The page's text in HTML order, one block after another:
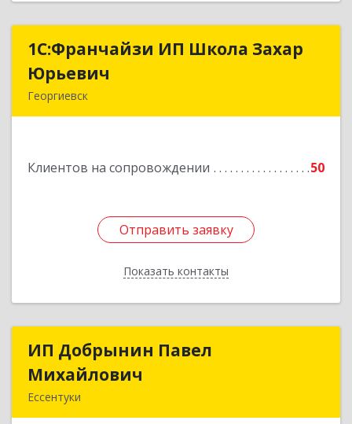
1С:Франчайзи ИП Школа Захар
Юрьевич
Георгиевск
Клиентов на сопровождении 50
Отправить заявку
Показать контакты
1С:Франчайзи ИП Школа Захар
Отправить заявку
Назад
ИП Добрынин Павел
Михайлович
Ессентуки
ИП Добрынин Павел